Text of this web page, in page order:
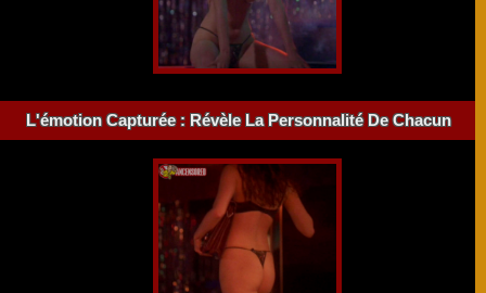
L'émotion Capturée : Révèle La Personnalité De Chacun